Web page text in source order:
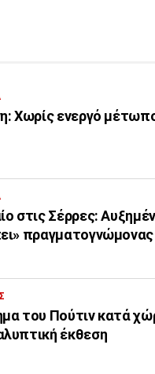
Χωρίς ενεργό
στις Σέρρες:
πραγματογνώμονας
του Πούτιν κατά
έκθεση